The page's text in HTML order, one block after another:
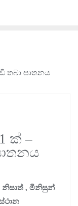
ක් –
නිසාත් , මිනිසුන්